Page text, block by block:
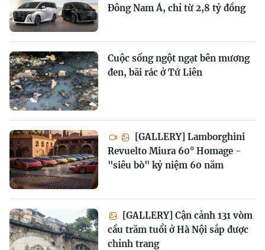
Đông Nam Á, chỉ từ 2,8 tỷ đồng
Cuộc sống ngột ngạt bên mương
đen, bãi rác ở Tứ Liên
[GALLERY] Lamborghini
Revuelto Miura 60° Homage -
"siêu bò" kỷ niệm 60 năm
[GALLERY] Cận cảnh 131 vòm
cầu trăm tuổi ở Hà Nội sắp được
chỉnh trang